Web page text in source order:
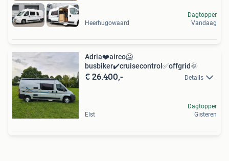
Heerhugowaard
Dagtopper
Vandaag
Adria❤️airco🥶
busbiker️️️✔️cruisecontrol️️️✅️offgrid🌞
€ 26.400,- Details
Elst
Dagtopper
Gisteren